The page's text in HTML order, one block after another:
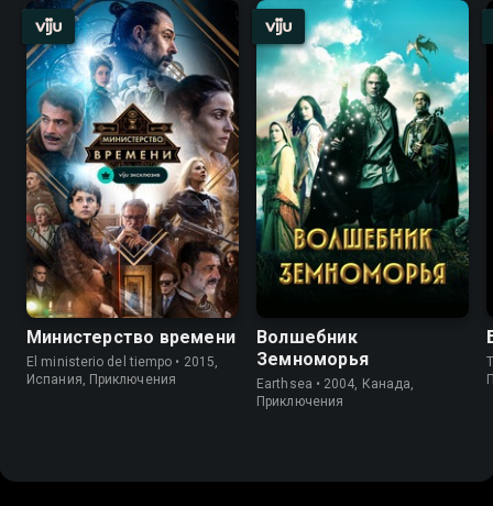
Министерство времени
El ministerio del tiempo • 2015,
Испания, Приключения
Волшебник
Земноморья
Earthsea • 2004, Канада,
Приключения